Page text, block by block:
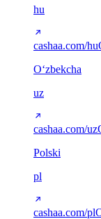
hu
cashaa.com/hu
Oʻzbekcha
uz
cashaa.com/uz
Polski
pl
cashaa.com/pl